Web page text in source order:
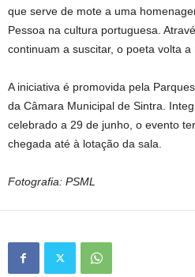
que serve de mote a uma
Pessoa na cultura portuguesa.
continuam a suscitar, o poeta volta
A iniciativa é promovida pela
da Câmara Municipal de Sintra.
celebrado a 29 de junho, o evento
chegada até à lotação da sala.
Fotografia: PSML